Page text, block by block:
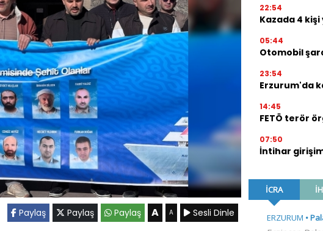
Paylaş Paylaş Paylaş A A Sesli Dinle
22:54
Kazada 4 kişi
05:44
Otomobil
23:54
Erzurum'da
14:45
FETÖ terör
07:50
İntihar